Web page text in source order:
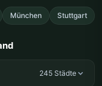
München Stuttgart
245 Städte